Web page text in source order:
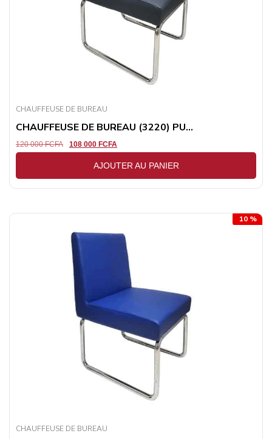
CHAUFFEUSE DE BUREAU
CHAUFFEUSE DE BUREAU (3220) PU...
120 000FCFA 108 000 FCFA
AJOUTER AU PANIER
10 %
CHAUFFEUSE DE BUREAU